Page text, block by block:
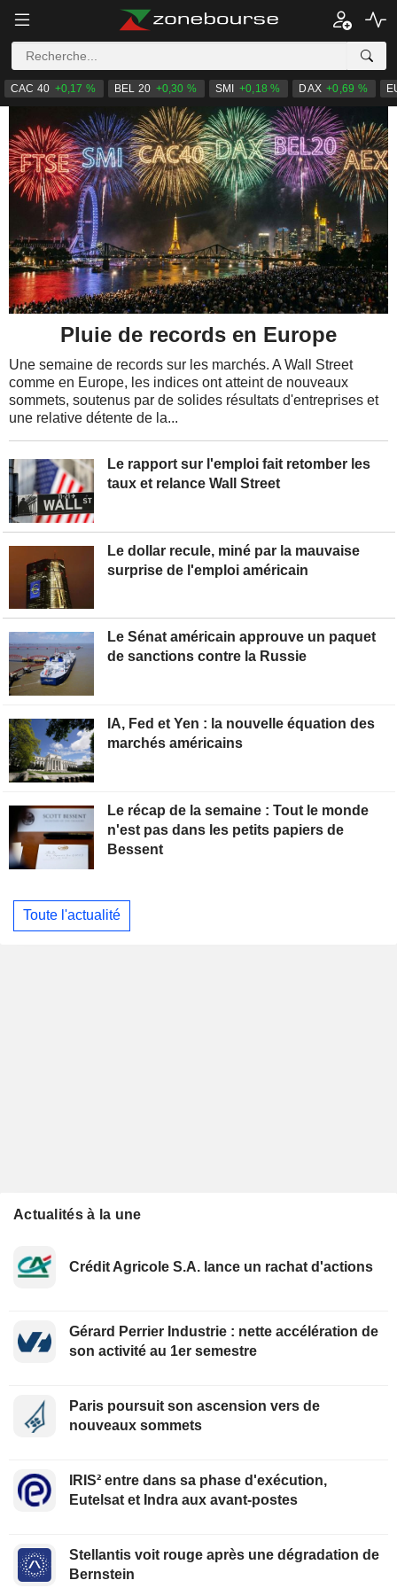
CAC 40 +0,17 % BEL 20 +0,30 % SMI +0,18 % DAX +0,69 %
Le rapport sur l'emploi fait retomber les
taux et relance Wall Street
Le dollar recule, miné par la mauvaise
surprise de l'emploi américain
Pluie de records en Europe
Une semaine de records sur les marchés. A Wall Street
comme en Europe, les indices ont atteint de nouveaux
sommets, soutenus par de solides résultats d'entreprises et
une relative détente de la...
Le Sénat américain approuve un paquet
de sanctions contre la Russie
IA, Fed et Yen : la nouvelle équation des
marchés américains
Le récap de la semaine : Tout le monde
n'est pas dans les petits papiers de
Bessent
Toute l'actualité
Actualités à la une
Crédit Agricole S.A. lance un rachat d'actions
Gérard Perrier Industrie : nette accélération de
son activité au 1er semestre
Paris poursuit son ascension vers de
nouveaux sommets
IRIS² entre dans sa phase d'exécution,
Eutelsat et Indra aux avant-postes
Stellantis voit rouge après une dégradation de
Bernstein